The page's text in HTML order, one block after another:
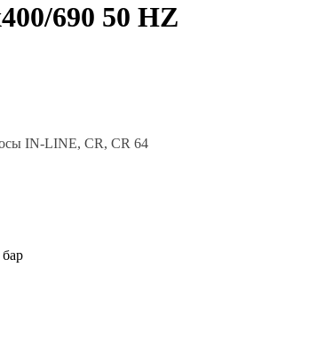
690 50 HZ
IN-LINE, CR, CR 64